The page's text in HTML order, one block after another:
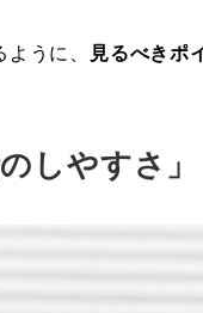
うに、 見るべきポ
しやすさ」